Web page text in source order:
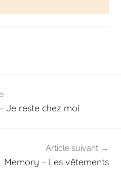
Je reste chez moi
Article suivant
Memory – Les vêtements